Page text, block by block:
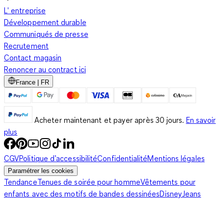
coupe courte, enfilez des sneakers ou des baskets plates pour
afficher un look sportif. La parka est une pièce polyvalente qui
se prête parfaitement au mélange des styles. Jouez la carte
des contrastes et portez votre parka sur une robe courte ou
une jupe cintrée, par exemple en similicuir. Pour compléter
votre tenue, optez pour des chaussures à talons. Explorez l’e-
shop C&A et craquez pour nos parkas à petits prix !
L' entreprise
Développement durable
Communiqués de presse
Recrutement
Contact magasin
Renoncer au contract ici
France | FR
Acheter maintenant et payer après 30 jours. En savoir
plus
CGVPolitique d’accessibilitéConfidentialitéMentions légales
Paramétrer les cookies
TendanceTenues de soirée pour hommeVêtements pour
enfants avec des motifs de bandes dessinéesDisney Jeans